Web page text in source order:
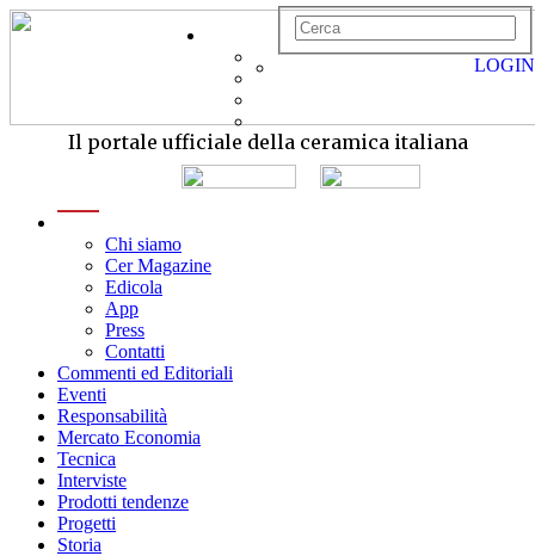
Il portale ufficiale della ceramica italiana
Chi siamo
Cer Magazine
Edicola
App
Press
Contatti
Commenti ed Editoriali
Eventi
Responsabilità
Mercato Economia
Tecnica
Interviste
Prodotti tendenze
Progetti
Storia
LOGIN